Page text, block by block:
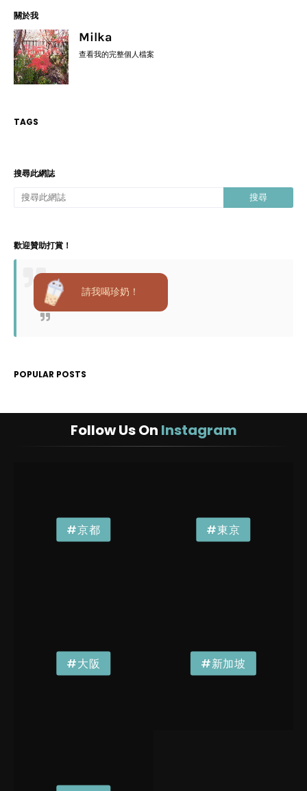
關於我
Milka
查看我的完整個人檔案
TAGS
搜尋此網誌
歡迎贊助打賞！
請我喝珍奶！
POPULAR POSTS
Follow Us On Instagram
#京都 #東京
#大阪 #新加坡